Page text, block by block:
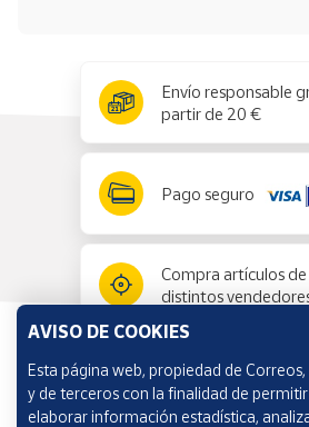
Envío responsable
partir de 20 €
Pago seguro
Compra artículos de
distintos
Información y ayuda
AVISO DE COOKIES
Esta página web, propiedad de
y de terceros con la finalidad de
elaborar información estadística,